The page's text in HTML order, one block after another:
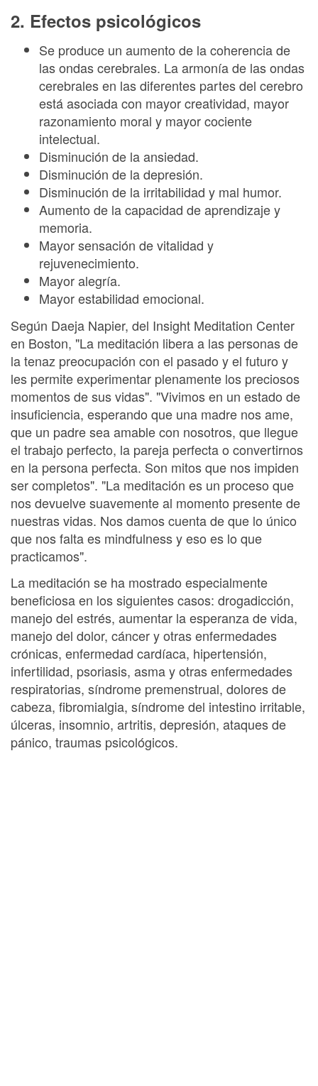
2. Efectos psicológicos
Se produce un aumento de la coherencia de
las ondas cerebrales. La armonía de las ondas
cerebrales en las diferentes partes del cerebro
está asociada con mayor creatividad, mayor
razonamiento moral y mayor cociente
intelectual.
Disminución de la ansiedad.
Disminución de la depresión.
Disminución de la irritabilidad y mal humor.
Aumento de la capacidad de aprendizaje y
memoria.
Mayor sensación de vitalidad y
rejuvenecimiento.
Mayor alegría.
Mayor estabilidad emocional.
Según Daeja Napier, del Insight Meditation Center
en Boston, "La meditación libera a las personas de
la tenaz preocupación con el pasado y el futuro y
les permite experimentar plenamente los preciosos
momentos de sus vidas". "Vivimos en un estado de
insuficiencia, esperando que una madre nos ame,
que un padre sea amable con nosotros, que llegue
el trabajo perfecto, la pareja perfecta o convertirnos
en la persona perfecta. Son mitos que nos impiden
ser completos". "La meditación es un proceso que
nos devuelve suavemente al momento presente de
nuestras vidas. Nos damos cuenta de que lo único
que nos falta es mindfulness y eso es lo que
practicamos".
La meditación se ha mostrado especialmente
beneficiosa en los siguientes casos: drogadicción,
manejo del estrés, aumentar la esperanza de vida,
manejo del dolor, cáncer y otras enfermedades
crónicas, enfermedad cardíaca, hipertensión,
infertilidad, psoriasis, asma y otras enfermedades
respiratorias, síndrome premenstrual, dolores de
cabeza, fibromialgia, síndrome del intestino irritable,
úlceras, insomnio, artritis, depresión, ataques de
pánico, traumas psicológicos.